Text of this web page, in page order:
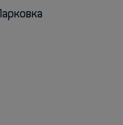
Парковка